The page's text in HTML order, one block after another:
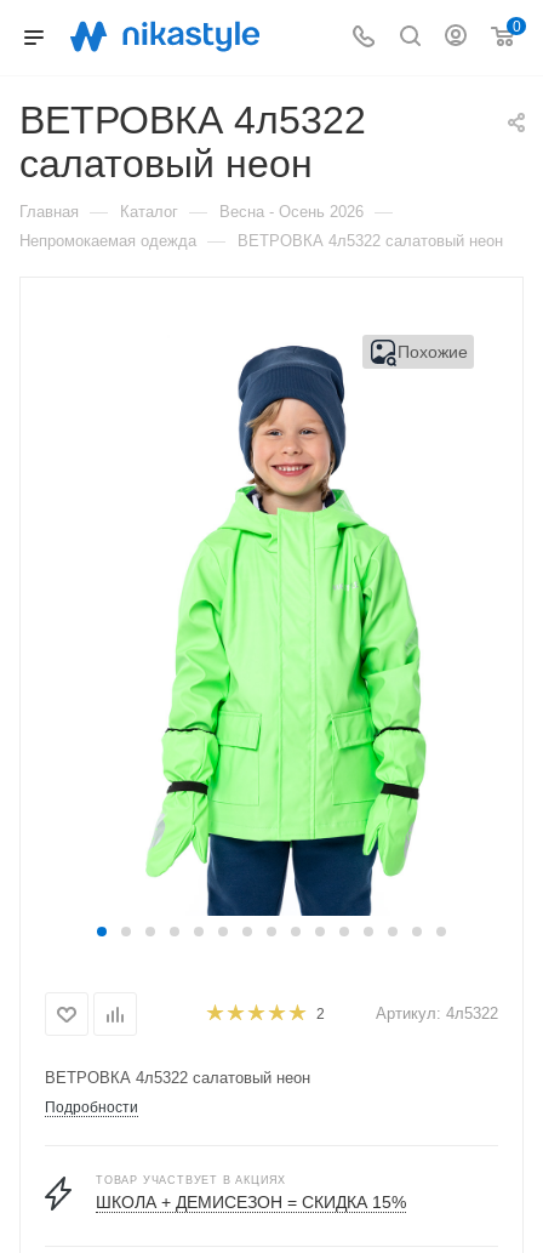
0
ВЕТРОВКА 4л5322
салатовый неон
Главная — Каталог — Весна - Осень 2026 —
Непромокаемая одежда — ВЕТРОВКА 4л5322 салатовый неон
Похожие
2 Артикул: 4л5322
ВЕТРОВКА 4л5322 салатовый неон
Подробности
ТОВАР УЧАСТВУЕТ В АКЦИЯХ
ШКОЛА + ДЕМИСЕЗОН = СКИДКА 15%